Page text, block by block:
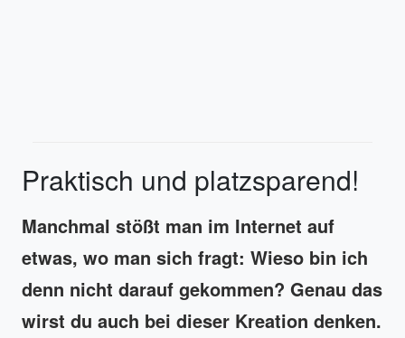
Praktisch und platzsparend!
Manchmal stößt man im Internet auf
etwas, wo man sich fragt: Wieso bin ich
denn nicht darauf gekommen? Genau das
wirst du auch bei dieser Kreation denken.